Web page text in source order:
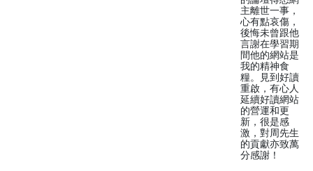
主離世一事，
心有點哀傷，
後悔未曾跟他
言謝在學習期
間他的網站是
我的精神食
糧。見到好讀
重啟，有心人
延續好讀網站
的營運和更
新，很是感
激，對周先生
的貢獻亦致萬
分感謝！